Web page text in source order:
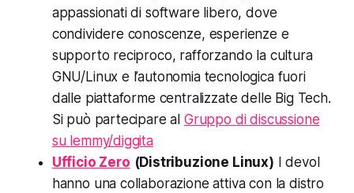
appassionati di software libero, dove
condividere conoscenze, esperienze e
supporto reciproco, rafforzando la cultura
GNU/Linux e l’autonomia tecnologica fuori
dalle piattaforme centralizzate delle Big Tech.
Si può partecipare al Gruppo di discussione
su lemmy/diggita
Ufficio Zero (Distribuzione Linux) I devol
hanno una collaborazione attiva con la distro